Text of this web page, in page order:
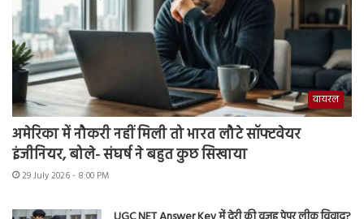
वायरल
अमेरिका में नौकरी नहीं मिली तो भारत लौटे सॉफ्टवेयर
इंजीनियर, बोले- संघर्ष ने बहुत कुछ सिखाया
29 July 2026 - 8:00 PM